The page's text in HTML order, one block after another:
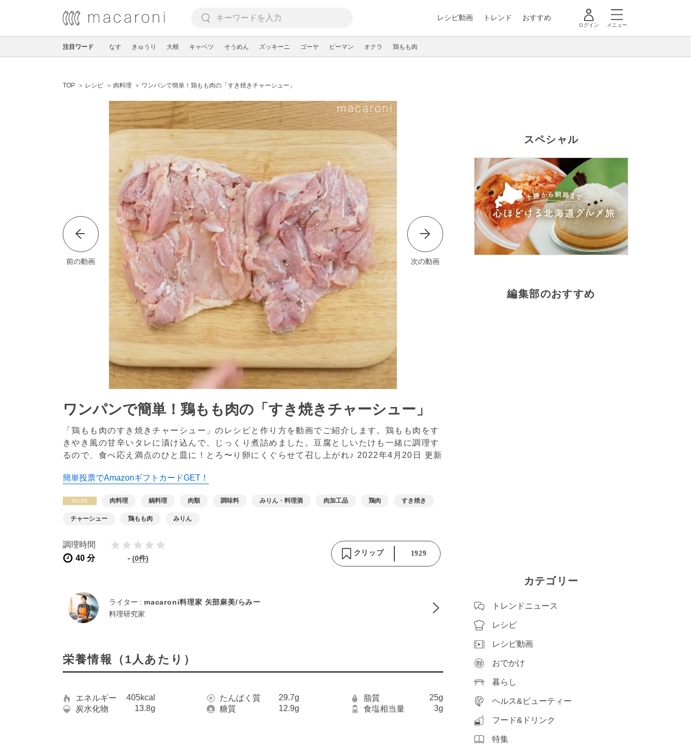
レシピ動画 トレンド おすすめ
ログイン メニュー
注目ワード なす きゅうり 大根 キャベツ そうめん ズッキーニ ゴーヤ ピーマン オクラ 鶏もも肉
TOP レシピ 肉料理 ワンパンで簡単！鶏もも肉の「すき焼きチャーシュー」
前の動画 次の動画
ワンパンで簡単！鶏もも肉の「すき焼きチャーシュー」
「鶏もも肉のすき焼きチャーシュー」のレシピと作り方を動画でご紹介します。鶏もも肉をす
きやき風の甘辛いタレに漬け込んで、じっくり煮詰めました。豆腐としいたけも一緒に調理す
るので、食べ応え満点のひと皿に！とろ〜り卵にくぐらせて召し上がれ♪ 2022年4月20日 更新
簡単投票でAmazonギフトカードGET！
肉料理 鍋料理 肉類 調味料 みりん・料理酒 肉加工品 鶏肉 すき焼き
チャーシュー 鶏もも肉 みりん
調理時間
40 分
- (0件)
クリップ 1929
ライター : macaroni料理家 矢部麻美/らみー
料理研究家
栄養情報（1人あたり）
エネルギー 405kcal たんぱく質 29.7g 脂質
25g
炭水化物
13.8g 糖質 12.9g 食塩相当量 3g
スペシャル
編集部のおすすめ
カテゴリー
トレンドニュース
レシピ
レシピ動画
おでかけ
暮らし
ヘルス&ビューティー
フード&ドリンク
特集